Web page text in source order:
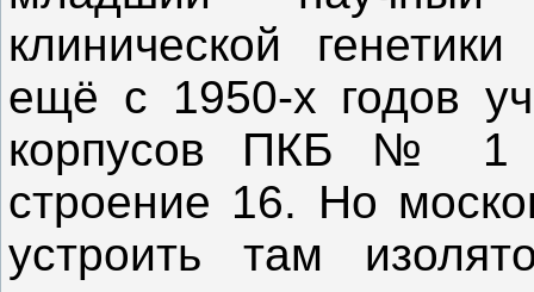
клинической
ещё с 1950-х годов
корпусов ПКБ № 1
строение 16. Но
устроить там